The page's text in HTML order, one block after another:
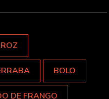
BOLO
DE FRANGO